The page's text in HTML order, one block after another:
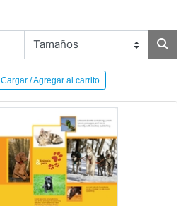
Cargar / Agregar al carrito